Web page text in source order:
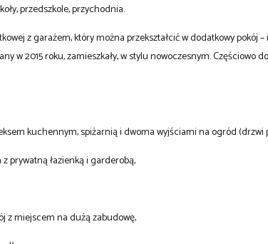
przedszkole, przychodnia.
z garażem, który można przekształcić w dodatkowy pokój
w 2015 roku, zamieszkały, w stylu nowoczesnym. Częściowo
kuchennym, spiżarnią i dwoma wyjściami na ogród (drzwi
prywatną łazienką i garderobą,
z miejscem na dużą zabudowę,